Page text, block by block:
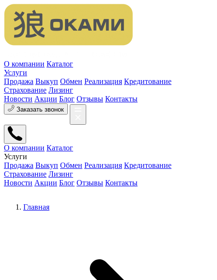
О компании Каталог
Услуги
Продажа Выкуп Обмен Реализация Кредитование
Страхование Лизинг
Новости Акции Блог Отзывы Контакты
Заказать звонок
О компании Каталог
Услуги
Продажа Выкуп Обмен Реализация Кредитование
Страхование Лизинг
Новости Акции Блог Отзывы Контакты
Главная